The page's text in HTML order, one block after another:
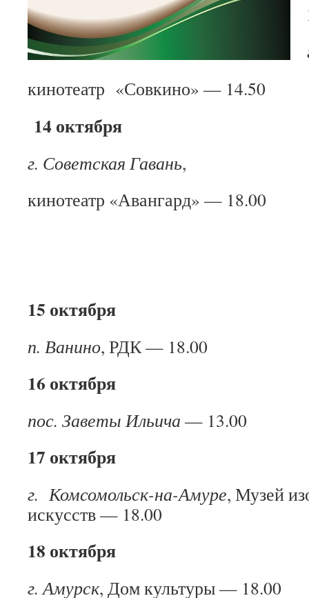
кинотеатр «Совкино» — 14.50
14 октября
г. Советская Гавань,
кинотеатр «Авангард» — 18.00
15 октября
п. Ванино, РДК — 18.00
16 октября
пос. Заветы Ильича — 13.00
17 октября
г. Комсомольск-на-Амуре, Музей
искусств — 18.00
18 октября
г. Амурск, Дом культуры — 18.00